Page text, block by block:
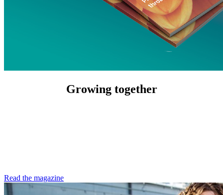
Growing together
Read the magazine